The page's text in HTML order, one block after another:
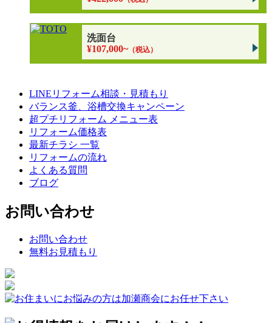
洗面台
¥107,000~（税込）
LINEリフォーム相談・見積もり
バランス釜、浴槽交換キャンペーン
超プチリフォーム メニュー表
リフォーム価格表
最新チラシ 一覧
リフォームの流れ
よくある質問
ブログ
お問い合わせ
お問い合わせ
無料お見積もり